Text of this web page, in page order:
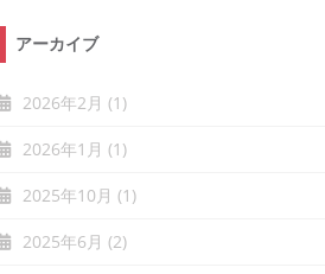
アーカイブ
2026年2月 (1)
2026年1月 (1)
2025年10月 (1)
2025年6月 (2)